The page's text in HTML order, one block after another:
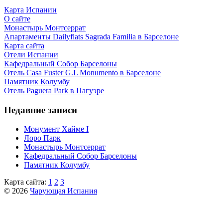
Карта Испании
О сайте
Монастырь Монтсеррат
Апартаменты Dailyflats Sagrada Familia в Барселоне
Карта сайта
Отели Испании
Кафeдрaльный Собор Барселоны
Отель Casa Fuster G.L Monumento в Барселоне
Пaмятник Колумбу
Отель Paguera Park в Пагуэре
Недавние записи
Монумент Хайме I
Лоро Парк
Монастырь Монтсеррат
Кафeдрaльный Собор Барселоны
Пaмятник Колумбу
Карта сайта: 1 2 3
© 2026 Чарующая Испания